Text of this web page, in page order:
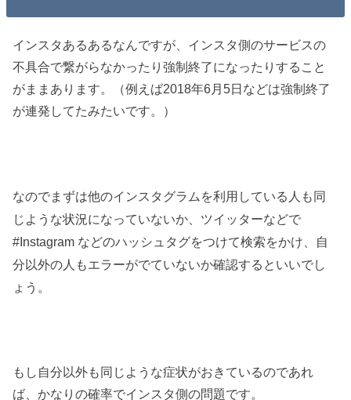
インスタあるあるなんですが、インスタ側のサービスの
不具合で繋がらなかったり強制終了になったりすること
がままあります。（例えば2018年6月5日などは強制終了
が連発してたみたいです。）
なのでまずは他のインスタグラムを利用している人も同
じような状況になっていないか、 ツイッターなどで
#Instagram などのハッシュタグをつけて検索をかけ、自
分以外の人もエラーがでていないか確認するといいでし
ょう。
もし自分以外も同じような症状がおきているのであれ
ば、かなりの確率でインスタ側の問題です。